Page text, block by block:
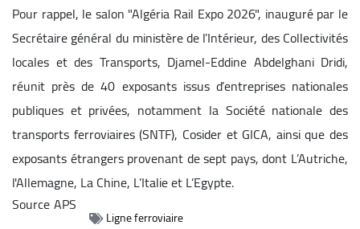
Pour rappel, le salon "Algéria Rail Expo 2026", inauguré par le
Secrétaire général du ministère de l’Intérieur, des Collectivités
locales et des Transports, Djamel-Eddine Abdelghani Dridi,
réunit près de 40 exposants issus d’entreprises nationales
publiques et privées, notamment la Société nationale des
transports ferroviaires (SNTF), Cosider et GICA, ainsi que des
exposants étrangers provenant de sept pays, dont L’Autriche,
l'Allemagne, La Chine, L’Italie et L’Egypte.
SourceAPS
Ligne ferroviaire